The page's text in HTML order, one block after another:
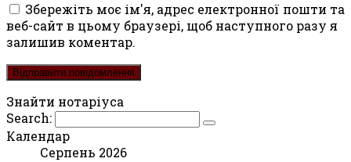
Збережіть моє ім'я, адрес електронної пошти та
веб-сайт в цьому браузері, щоб наступного разу я
залишив коментар.
Знайти нотаріуса
Search:
Календар
Серпень 2026